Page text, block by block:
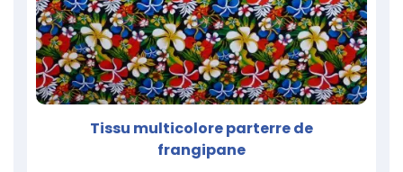
Tissu multicolore parterre de
frangipane